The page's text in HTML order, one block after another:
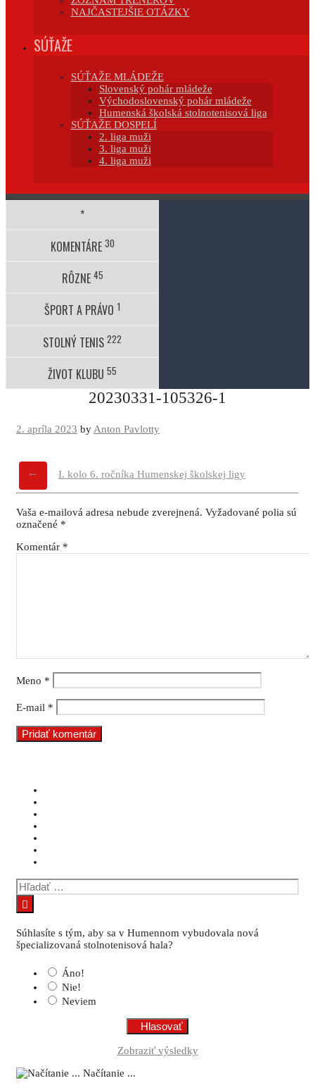
NAJČASTEJŠIE OTÁZKY
SÚŤAŽE
SÚŤAŽE MLÁDEŽE
Slovenský pohár mládeže
Východoslovenský pohár mládeže
Humenská školská stolnotenisová liga
SÚŤAŽE DOSPELÍ
2. liga muži
3. liga muži
4. liga muži
*
KOMENTÁRE 30
RÔZNE 45
ŠPORT A PRÁVO 1
STOLNÝ TENIS 222
ŽIVOT KLUBU 55
20230331-105326-1
2. apríla 2023 by Anton Pavlotty
Navigácia
príspevku
← I. kolo 6. ročníka Humenskej školskej ligy
Vaša e-mailová adresa nebude zverejnená. Vyžadované polia sú
označené *
Komentár *
Meno *
E-mail *
Hľadať:
Súhlasíte s tým, aby sa v Humennom vybudovala nová
špecializovaná stolnotenisová hala?
Áno!
Nie!
Neviem
Zobraziť výsledky
Načítanie ...